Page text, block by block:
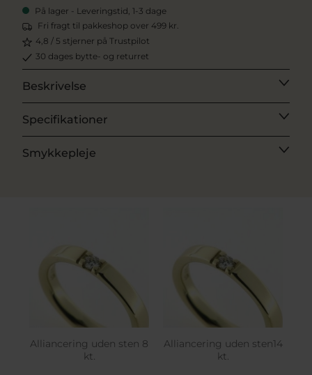
På lager - Leveringstid, 1-3 dage
Fri fragt til pakkeshop over 499 kr.
4,8 / 5 stjerner på Trustpilot
30 dages bytte- og returret
Beskrivelse
Specifikationer
Smykkepleje
Alliancering uden sten 8
kt.
Alliancering uden sten14
kt.